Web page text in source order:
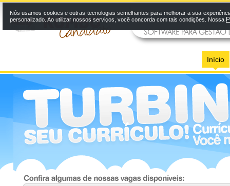
Início
Nós usamos cookies e outras tecnologias semelhantes para melhorar a sua
personalizado. Ao utilizar nossos serviços, você concorda com tais condições. Nossa